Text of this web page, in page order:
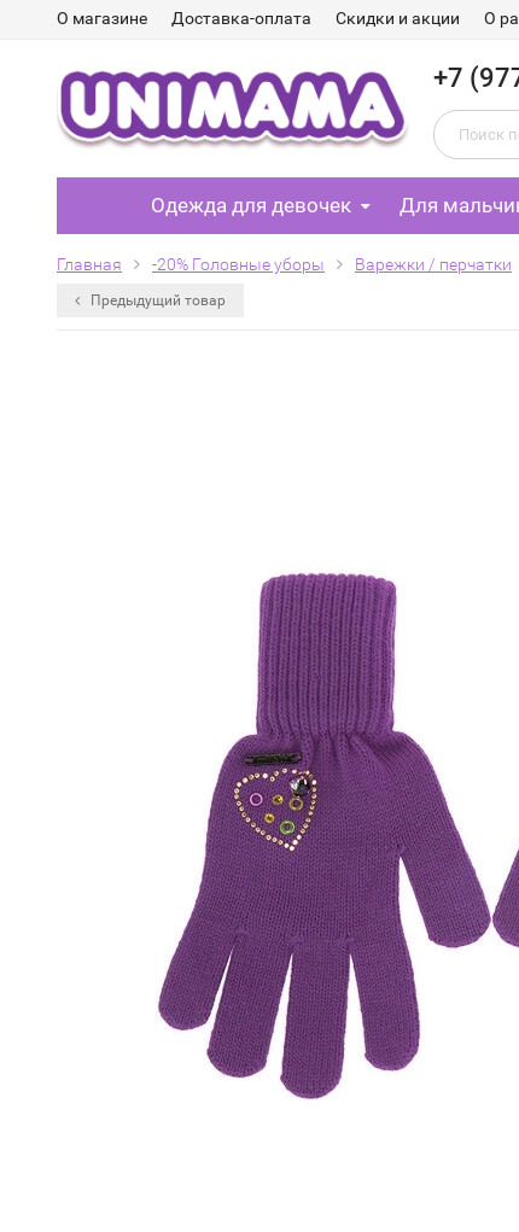
О магазине Доставка-оплата Скидки и акции О
+7
Одежда для девочек Для
Главная -20% Головные уборы Варежки / перчатки
Предыдущий товар